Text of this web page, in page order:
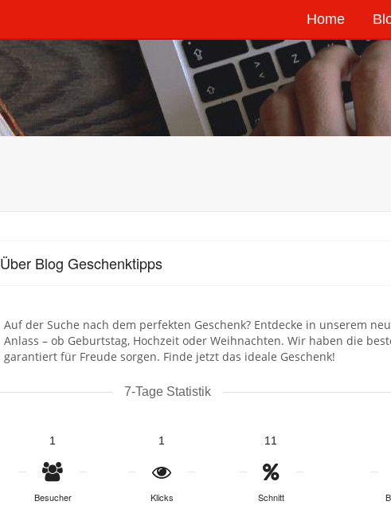
Home
Über Blog Geschenktipps
Auf der Suche nach dem perfekten Geschenk? Entdecke in unserem
Anlass – ob Geburtstag, Hochzeit oder Weihnachten. Wir haben die
garantiert für Freude sorgen. Finde jetzt das ideale Geschenk!
7-Tage Statistik
1
Besucher
1
Klicks
11
Schnitt